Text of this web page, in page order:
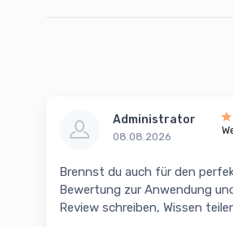
Administrator
08.08.2026
Brennst du auch für den
Bewertung zur Anwendung
Review schreiben, Wissen